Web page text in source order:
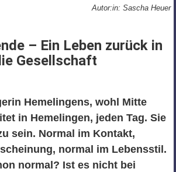
Autor:in: Sascha Heuer
– Ein Leben zurück in
Gesellschaft
Hemelingens, wohl Mitte
in Hemelingen, jeden Tag. Sie
sein. Normal im Kontakt,
normal im Lebensstil.
normal? Ist es nicht bei